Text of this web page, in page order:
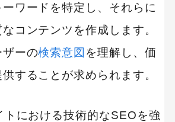
ワードを特定し、それらに
コンテンツを作成します。
ザーの検索意図 を理解し、価
することが求められます。
トにおける技術的なSEOを強